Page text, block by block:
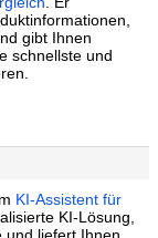
gibt Ihnen
schnellste und
KI-Assistent für
KI-Lösung,